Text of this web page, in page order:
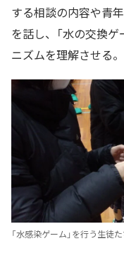
する相談の内容や青
を話し、「水の交換
ニズムを理解させる。
「水感染ゲーム」を行う生徒